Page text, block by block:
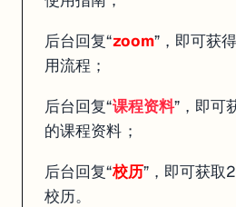
后台回复“zoom”，即可获
用流程；
后台回复“课程资料”，即可
的课程资料；
后台回复“校历”，即可获取
校历。